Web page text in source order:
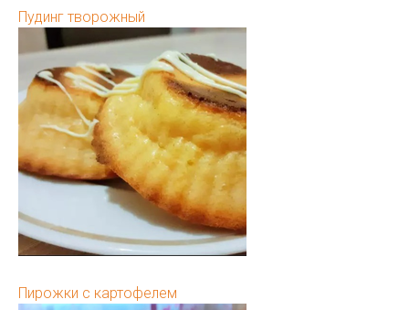
Пудинг творожный
Пирожки с картофелем